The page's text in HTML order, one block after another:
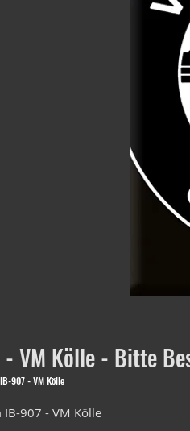
VM Kölle - Bitte
907 - VM Kölle
IB-907 - VM Kölle